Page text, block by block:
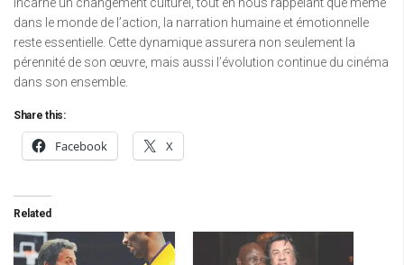
incarne un changement culturel, tout en nous rappelant que même
dans le monde de l’action, la narration humaine et émotionnelle
reste essentielle. Cette dynamique assurera non seulement la
pérennité de son œuvre, mais aussi l’évolution continue du cinéma
dans son ensemble.
Share this:
Facebook X
Related